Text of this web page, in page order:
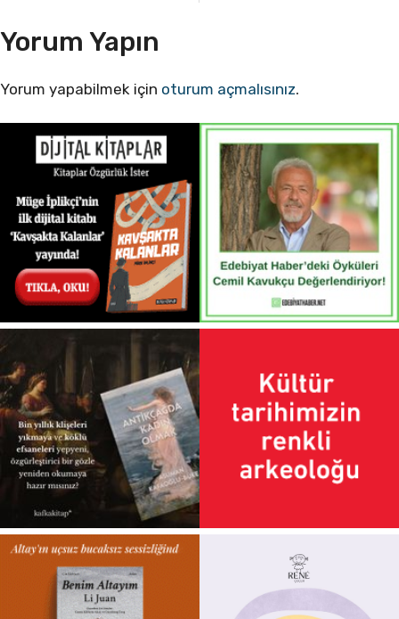
Yorum Yapın
Yorum yapabilmek için oturum açmalısınız.